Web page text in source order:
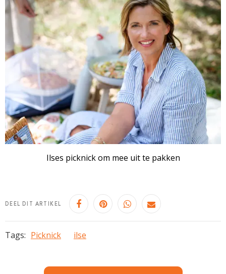
Ilses picknick om mee uit te pakken
DEEL DIT ARTIKEL
Tags: Picknick ilse